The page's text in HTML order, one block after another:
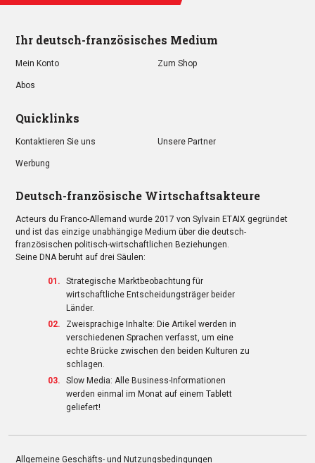
Ihr deutsch-französisches Medium
Mein Konto Zum Shop
Abos
Quicklinks
Kontaktieren Sie uns Unsere Partner
Werbung
Deutsch-französische Wirtschaftsakteure
Acteurs du Franco-Allemand wurde 2017 von Sylvain ETAIX gegründet
und ist das einzige unabhängige Medium über die deutsch-
französischen politisch-wirtschaftlichen Beziehungen.
Seine DNA beruht auf drei Säulen:
Strategische Marktbeobachtung für
wirtschaftliche Entscheidungsträger beider
Länder.
Zweisprachige Inhalte: Die Artikel werden in
verschiedenen Sprachen verfasst, um eine
echte Brücke zwischen den beiden Kulturen zu
schlagen.
Slow Media: Alle Business-Informationen
werden einmal im Monat auf einem Tablett
geliefert!
Allgemeine Geschäfts- und Nutzungsbedingungen